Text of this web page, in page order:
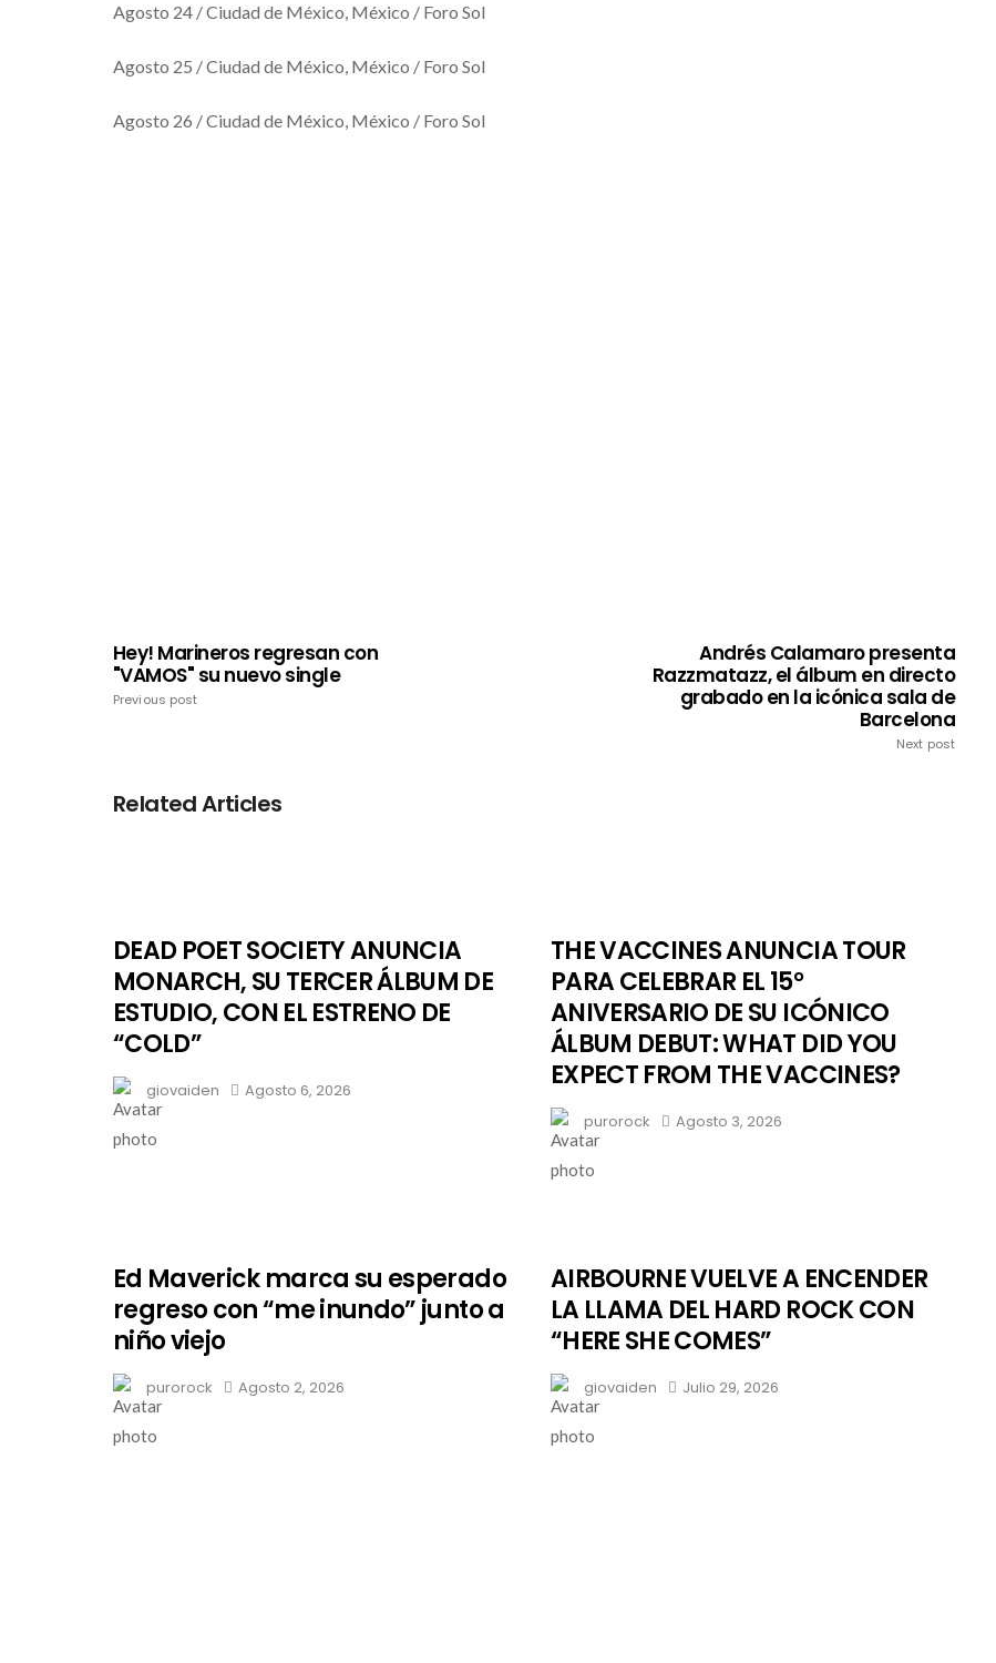
Agosto 24 / Ciudad de México, México / Foro Sol
Agosto 25 / Ciudad de México, México / Foro Sol
Agosto 26 / Ciudad de México, México / Foro Sol
Hey! Marineros regresan con
"VAMOS" su nuevo single
Previous post
Andrés Calamaro presenta
Razzmatazz, el álbum en directo
grabado en la icónica sala de
Barcelona
Next post
Related Articles
DEAD POET SOCIETY ANUNCIA
MONARCH, SU TERCER ÁLBUM DE
ESTUDIO, CON EL ESTRENO DE
“COLD”
giovaiden Agosto 6, 2026
THE VACCINES ANUNCIA TOUR
PARA CELEBRAR EL 15°
ANIVERSARIO DE SU ICÓNICO
ÁLBUM DEBUT: WHAT DID YOU
EXPECT FROM THE VACCINES?
purorock Agosto 3, 2026
Ed Maverick marca su esperado
regreso con “me inundo” junto a
niño viejo
purorock Agosto 2, 2026
AIRBOURNE VUELVE A ENCENDER
LA LLAMA DEL HARD ROCK CON
“HERE SHE COMES”
giovaiden Julio 29, 2026